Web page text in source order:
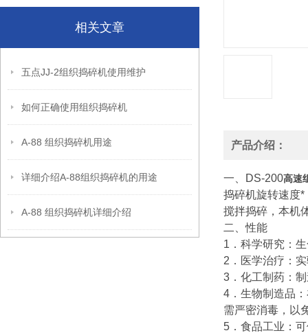
相关文章
五点JJ-2组织捣碎机使用维护
如何正确使用组织捣碎机
A-88 组织捣碎机用途
详细介绍A-88组织捣碎机的用途
A-88 组织捣碎机详细介绍
产品介绍：
一、DS-200高速
捣碎机旋转速度
搅拌捣碎，本机
二、性能
1．科学研究：
2．医学治疗：
3．化工制药：
4．生物制造品
需严密消毒，以
5．食品工业：